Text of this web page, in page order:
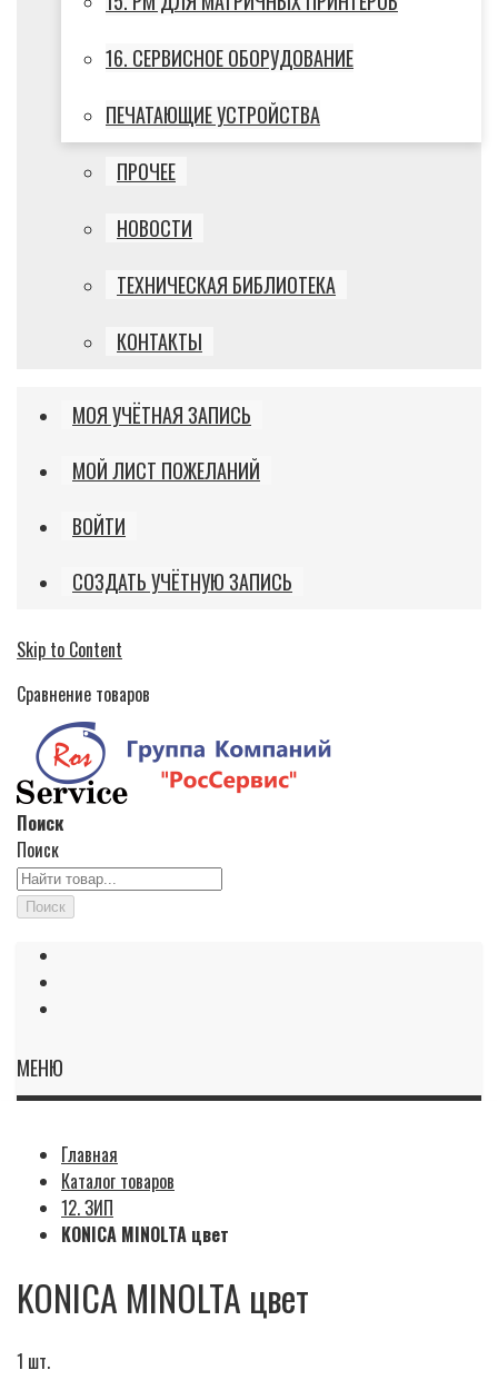
16. СЕРВИСНОЕ ОБОРУДОВАНИЕ
ПЕЧАТАЮЩИЕ УСТРОЙСТВА
ПРОЧЕЕ
НОВОСТИ
ТЕХНИЧЕСКАЯ БИБЛИОТЕКА
КОНТАКТЫ
МОЯ УЧЁТНАЯ ЗАПИСЬ
МОЙ ЛИСТ ПОЖЕЛАНИЙ
ВОЙТИ
СОЗДАТЬ УЧЁТНУЮ ЗАПИСЬ
Skip to Content
Сравнение товаров
Поиск
Поиск
Поиск
МЕНЮ
Главная
Каталог товаров
12. ЗИП
KONICA MINOLTA цвет
KONICA MINOLTA цвет
1 шт.